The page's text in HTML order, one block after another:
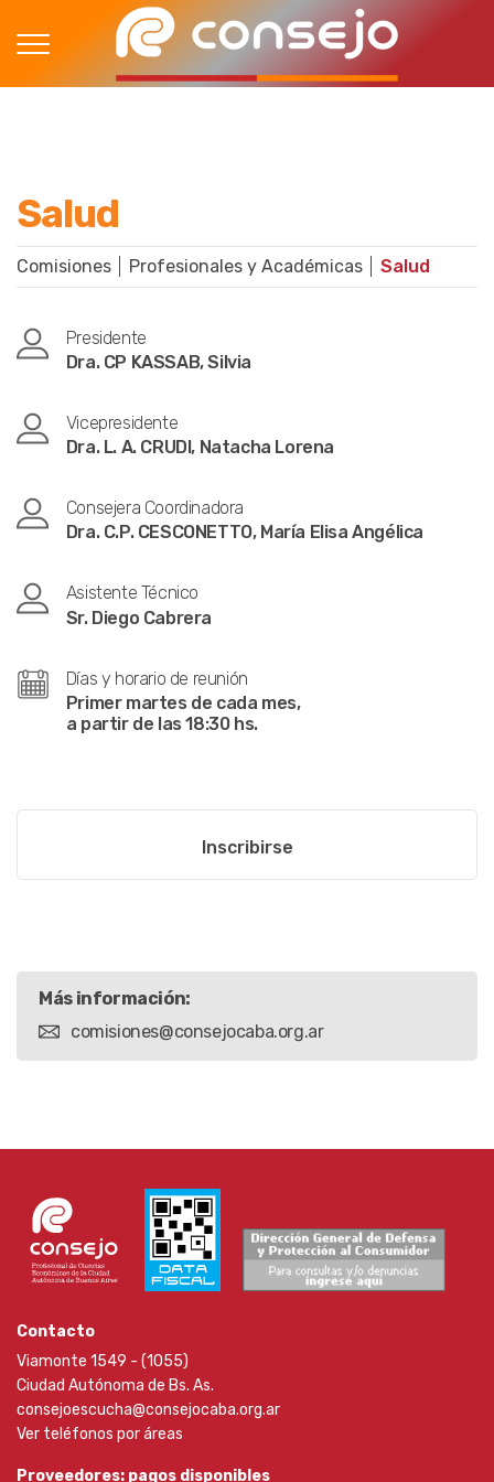
Salud
Comisiones Profesionales y Académicas Salud
Presidente
Dra. CP KASSAB, Silvia
Vicepresidente
Dra. L. A. CRUDI, Natacha Lorena
Consejera Coordinadora
Dra. C.P. CESCONETTO, María Elisa Angélica
Asistente Técnico
Sr. Diego Cabrera
Días y horario de reunión
Primer martes de cada mes,
a partir de las 18:30 hs.
Inscribirse
Más información:
comisiones@consejocaba.org.ar
Contacto
Viamonte 1549 - (1055)
Ciudad Autónoma de Bs. As.
consejoescucha@consejocaba.org.ar
Ver teléfonos por áreas
Proveedores: pagos disponibles